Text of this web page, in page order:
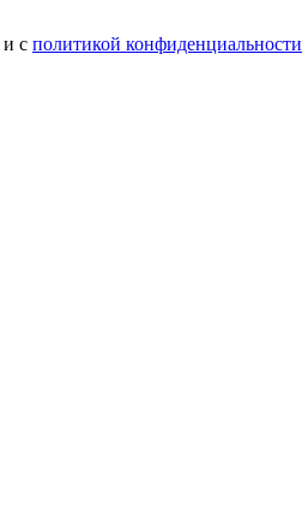
и с политикой конфиденциальности